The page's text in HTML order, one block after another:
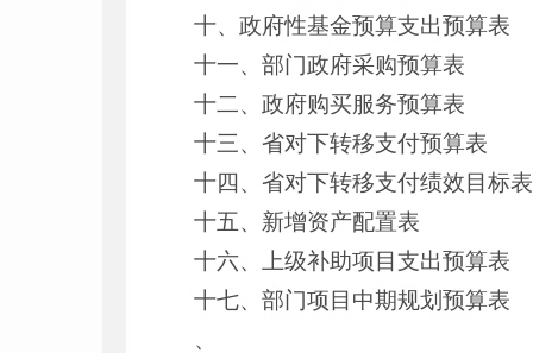
十、政府性基金预算支出预算表
十一、部门政府采购预算表
十二、政府购买服务预算表
十三、省对下转移支付预算表
十四、省对下转移支付绩效目标表
十五、新增资产配置表
十六、上级补助项目支出预算表
十七、部门项目中期规划预算表
、